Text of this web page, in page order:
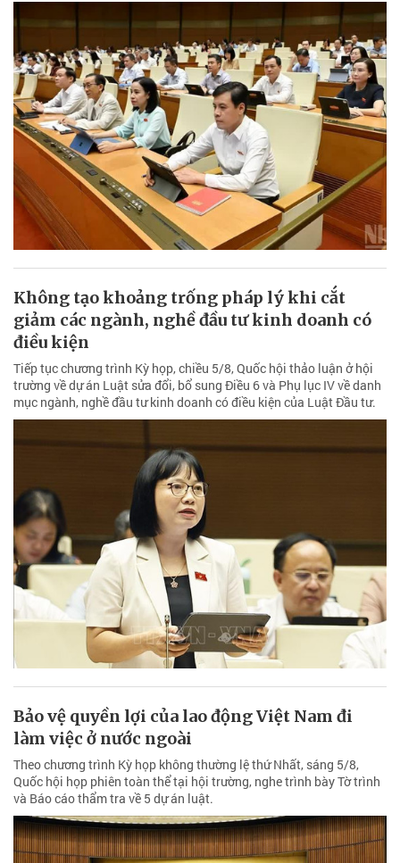
Không tạo khoảng trống pháp lý khi cắt
giảm các ngành, nghề đầu tư kinh doanh có
điều kiện
Tiếp tục chương trình Kỳ họp, chiều 5/8, Quốc hội thảo luận ở hội
trường về dự án Luật sửa đổi, bổ sung Điều 6 và Phụ lục IV về danh
mục ngành, nghề đầu tư kinh doanh có điều kiện của Luật Đầu tư.
Bảo vệ quyền lợi của lao động Việt Nam đi
làm việc ở nước ngoài
Theo chương trình Kỳ họp không thường lệ thứ Nhất, sáng 5/8,
Quốc hội họp phiên toàn thể tại hội trường, nghe trình bày Tờ trình
và Báo cáo thẩm tra về 5 dự án luật.